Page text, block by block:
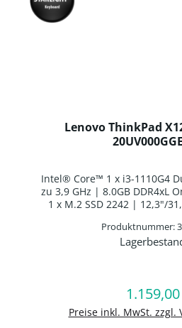
Lenovo ThinkPad
Intel® Core™ 1 x i3-1110G4
zu 3,9 GHz | 8.0GB DDR4xL
1 x M.2 SSD 2242 | 12,3"/
UHD Graphics | Webcam |
AX201 WLAN/Bluetooth
Zellen Li-Ion Batterie |
64-BIT
Produktnummer:
Regulärer
Preise inkl. MwSt. zzgl.
In den